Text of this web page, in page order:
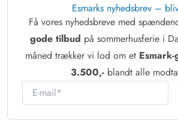
Esmarks nyhedsbrev –
Få vores nyhedsbreve med
gode tilbud på sommerhusferie i
måned trækker vi lod om et
3.500,-blandt alle
E-mail